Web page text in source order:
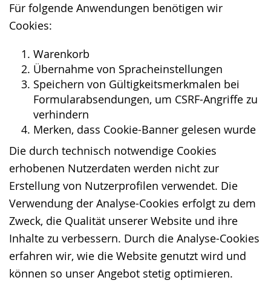
Für folgende Anwendungen benötigen wir
Cookies:
Warenkorb
Übernahme von Spracheinstellungen
Speichern von Gültigkeitsmerkmalen bei
Formularabsendungen, um CSRF-Angriffe zu
verhindern
Merken, dass Cookie-Banner gelesen wurde
Die durch technisch notwendige Cookies
erhobenen Nutzerdaten werden nicht zur
Erstellung von Nutzerprofilen verwendet. Die
Verwendung der Analyse-Cookies erfolgt zu dem
Zweck, die Qualität unserer Website und ihre
Inhalte zu verbessern. Durch die Analyse-Cookies
erfahren wir, wie die Website genutzt wird und
können so unser Angebot stetig optimieren.